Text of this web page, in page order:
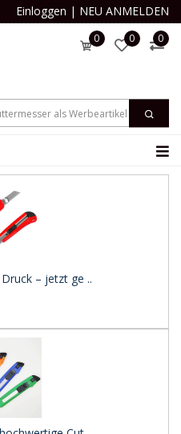
Einloggen | NEU ANMELDEN
0 0 0
– jetzt ge ..